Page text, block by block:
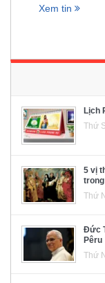
Xem tin
Lịch
Thứ
5 vị
Thứ
Đức
Pêru
Thứ